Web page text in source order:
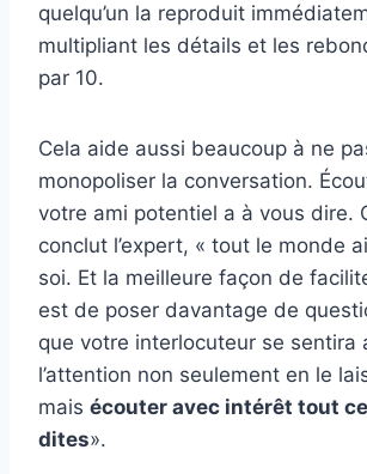
quelqu’un la reproduit
multipliant les détails et les
par 10.
Cela aide aussi beaucoup à ne
monopoliser la conversation.
votre ami potentiel a à vous dire.
conclut l’expert, « tout le monde
soi. Et la meilleure façon de
est de poser davantage de
que votre interlocuteur se sentira
l’attention non seulement en le
mais écouter avec intérêt tout
dites».